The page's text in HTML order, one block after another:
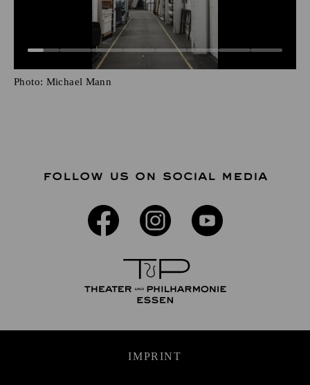
Photo: Michael Mann
FOLLOW US ON SOCIAL MEDIA
IMPRINT